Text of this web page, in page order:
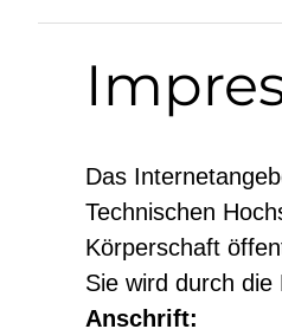
Das
Technischen
Körperschaft
Sie wird durch
Anschrift: